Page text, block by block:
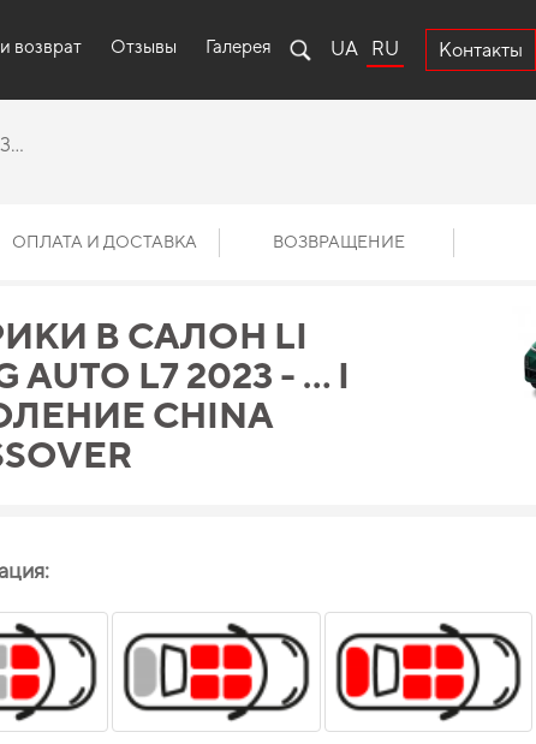
возврат Отзывы Галерея UA RU Контакты
ОПЛАТА И ДОСТАВКА ВОЗВРАЩЕНИЕ
В САЛОН LI
AUTO L7 2023 - … I
CHINA